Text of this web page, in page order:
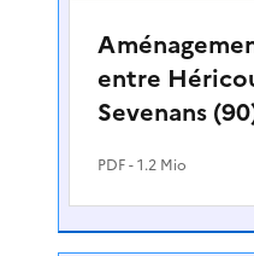
entre
Sevenans
PDF- 1.2 Mio